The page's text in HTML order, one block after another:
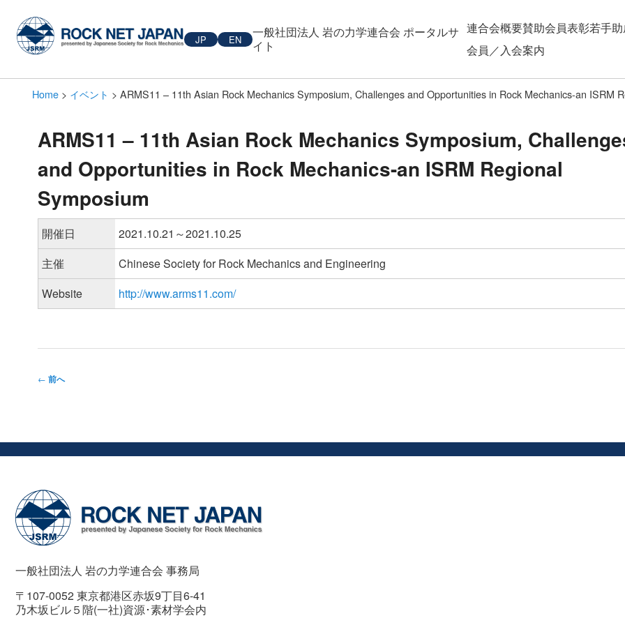
一般社団法人 岩の力学連合会 ポータルサ
イト
JP EN
連合会概要賛助会員表彰若手
会員／入会案内
Home > イベント > ARMS11 – 11th Asian Rock Mechanics Symposium, Challenges and Opportunities in Rock Mechanics-an ISRM
ARMS11 – 11th Asian Rock Mechanics Symposium,
and Opportunities in Rock Mechanics-an ISRM Regional
Symposium
開催日
2021.10.21～2021.10.25
主催
Chinese Society for Rock Mechanics and Engineering
Website
http://www.arms11.com/
投
ビ
ー
シ
ョ
← 前へ
一般社団法人 岩の力学連合会 事務局
〒107-0052 東京都港区赤坂9丁目6-41
乃木坂ビル５階(一社)資源･素材学会内